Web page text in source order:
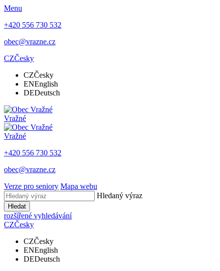
Menu
+420 556 730 532
obec@vrazne.cz
CZČesky
CZČesky
ENEnglish
DEDeutsch
Vražné
Vražné
+420 556 730 532
obec@vrazne.cz
Verze pro seniory Mapa webu
Hledaný výraz
Hledat
rozšířené vyhledávání
CZČesky
CZČesky
ENEnglish
DEDeutsch